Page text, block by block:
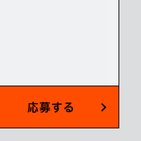
応募する